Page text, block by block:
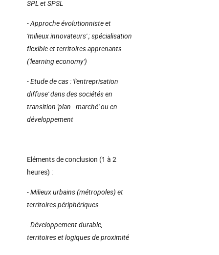
SPL et SPSL
- Approche évolutionniste et
'milieux innovateurs' ; spécialisation
flexible et territoires apprenants
('learning economy')
- Etude de cas : 'l'entreprisation
diffuse' dans des sociétés en
transition 'plan - marché' ou en
développement
Eléments de conclusion (1 à 2
heures) :
- Milieux urbains (métropoles) et
territoires périphériques
- Développement durable,
territoires et logiques de proximité